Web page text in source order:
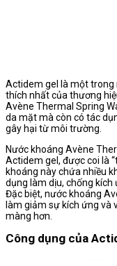
Actidem gel là một trong
thích nhất của thương
Avène Thermal Spring
da mặt mà còn có tác
gây hại từ môi trường.
Nước khoáng Avène
Actidem gel, được coi là
khoáng này chứa nhiều
dụng làm dịu, chống kích
Đặc biệt, nước khoáng
làm giảm sự kích ứng và
màng hơn.
Công dụng của